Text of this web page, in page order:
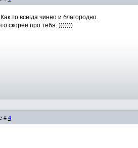
то всегда чинно и благородно.
скорее про тебя. )))))))
# 4